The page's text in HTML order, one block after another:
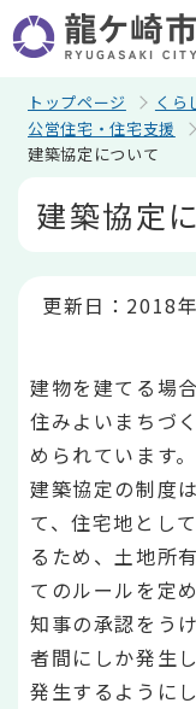
の
ペ
トップページ くら
公営住宅・住宅支援
建築協定について
建築協定
更新日：2018
建物を建てる場
住みよいまちづ
められています。
建築協定の制度
て、住宅地とし
るため、土地所
てのルールを定
知事の承認をう
者間にしか発生
発生するように